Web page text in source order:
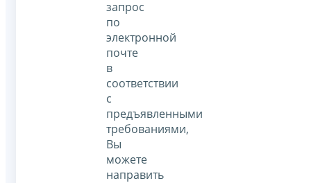
запрос
по
электронной
почте
в
соответствии
с
предъявленными
требованиями,
Вы
можете
направить